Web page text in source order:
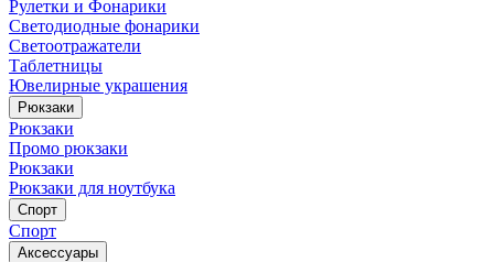
Рулетки и Фонарики
Светодиодные фонарики
Светоотражатели
Таблетницы
Ювелирные украшения
Рюкзаки
Рюкзаки
Промо рюкзаки
Рюкзаки
Рюкзаки для ноутбука
Спорт
Спорт
Аксессуары